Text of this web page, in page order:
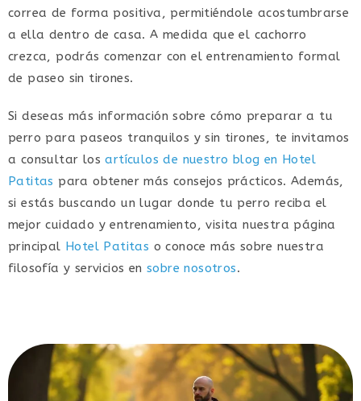
correa de forma positiva, permitiéndole acostumbrarse
a ella dentro de casa. A medida que el cachorro
crezca, podrás comenzar con el entrenamiento formal
de paseo sin tirones.
Si deseas más información sobre cómo preparar a tu
perro para paseos tranquilos y sin tirones, te invitamos
a consultar losartículos de nuestro blog en Hotel
Patitas para obtener más consejos prácticos. Además,
si estás buscando un lugar donde tu perro reciba el
mejor cuidado y entrenamiento, visita nuestra página
principal Hotel Patitas o conoce más sobre nuestra
filosofía y servicios en sobre nosotros.